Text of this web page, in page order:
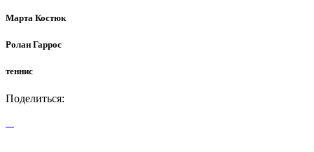
Марта Костюк
Ролан Гаррос
теннис
Поделиться: